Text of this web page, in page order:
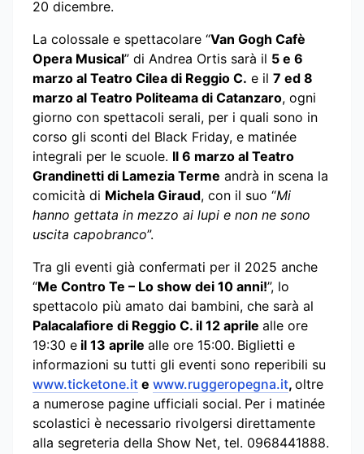
20 dicembre.
La colossale e spettacolare “Van Gogh Cafè
Opera Musical” di Andrea Ortis sarà il 5 e 6
marzo al Teatro Cilea di Reggio C. e il 7 ed 8
marzo al Teatro Politeama di Catanzaro, ogni
giorno con spettacoli serali, per i quali sono in
corso gli sconti del Black Friday, e matinée
integrali per le scuole. Il 6 marzo al Teatro
Grandinetti di Lamezia Terme andrà in scena la
comicità di Michela Giraud, con il suo “Mi
hanno gettata in mezzo ai lupi e non ne sono
uscita capobranco”.
Tra gli eventi già confermati per il 2025 anche
“Me Contro Te – Lo show dei 10 anni!”, lo
spettacolo più amato dai bambini, che sarà al
Palacalafiore di Reggio C. il 12 aprile alle ore
19:30 e il 13 aprile alle ore 15:00. Biglietti e
informazioni su tutti gli eventi sono reperibili su
www.ticketone.it e www.ruggeropegna.it, oltre
a numerose pagine ufficiali social. Per i matinée
scolastici è necessario rivolgersi direttamente
alla segreteria della Show Net, tel. 0968441888.